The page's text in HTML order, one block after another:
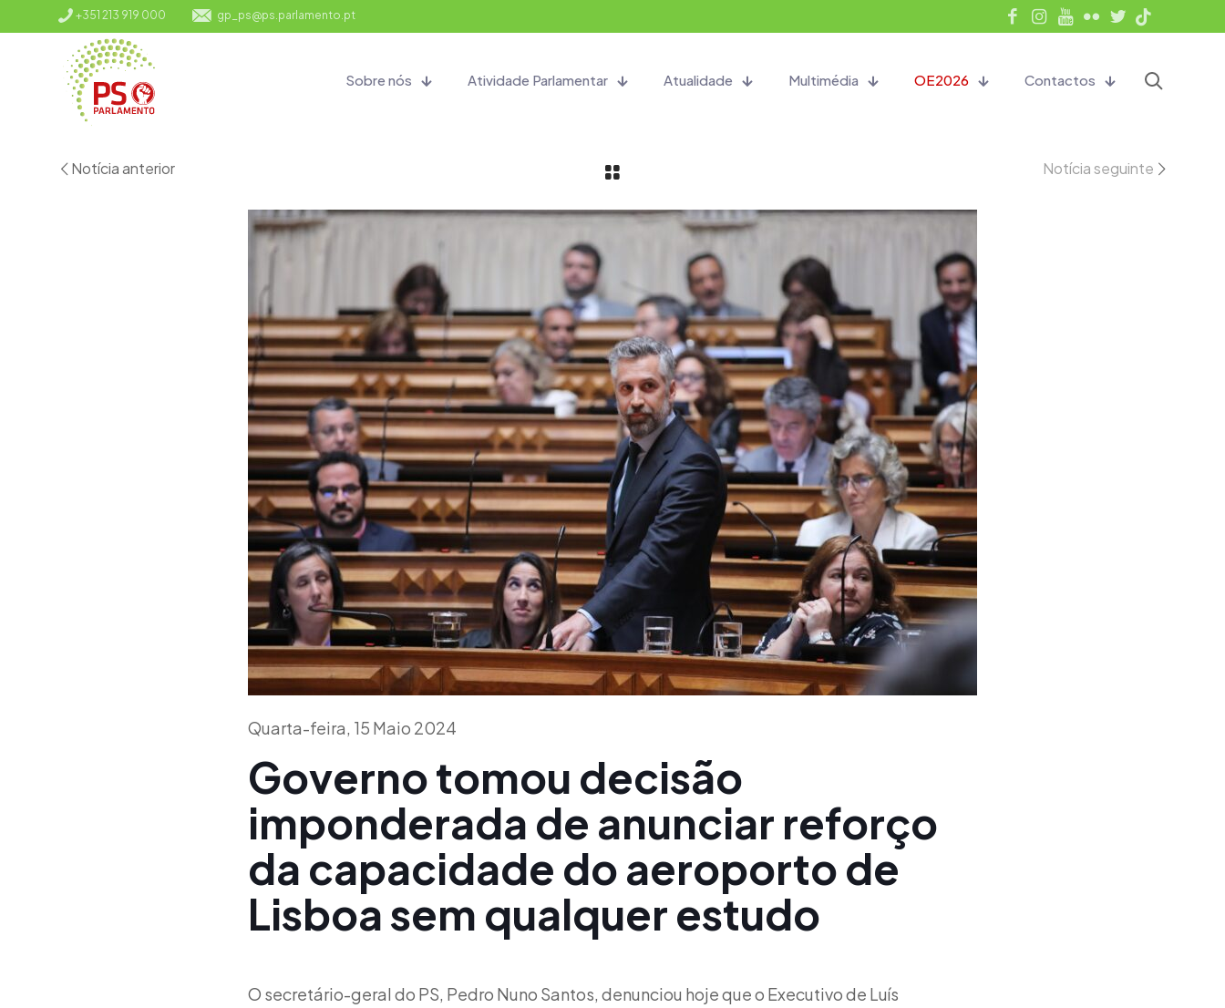
+351 213 919 000 gp_ps@ps.parlamento.pt
Sobre nós Atividade Parlamentar Atualidade Multimédia OE2026 Contactos
Notícia anterior Notícia seguinte
Quarta-feira, 15 Maio 2024
Governo tomou decisão
imponderada de anunciar reforço
da capacidade do aeroporto de
Lisboa sem qualquer estudo
O secretário-geral do PS, Pedro Nuno Santos, denunciou hoje que o Executivo de Luís